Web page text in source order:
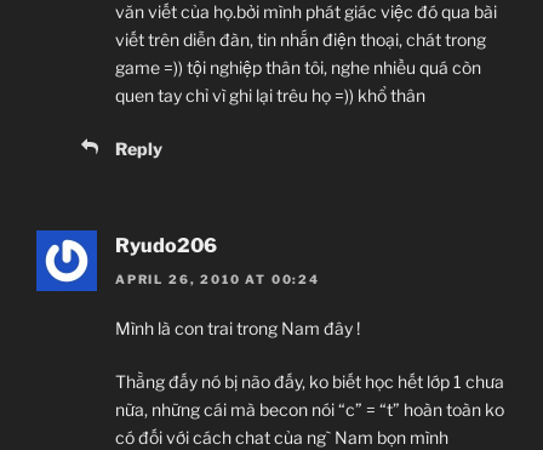
văn viết của họ.bởi mình phát giác việc đó qua bài
viết trên diễn đàn, tin nhắn điện thoại, chát trong
game =)) tội nghiệp thân tôi, nghe nhiều quá còn
quen tay chỉ vì ghi lại trêu họ =)) khổ thân
Reply
Ryudo206
APRIL 26, 2010 AT 00:24
Mình là con trai trong Nam đây !
Thằng đấy nó bị não đấy, ko biết học hết lớp 1 chưa
nữa, những cái mà becon nói “c” = “t” hoàn toàn ko
có đối với cách chat của ng` Nam bọn mình